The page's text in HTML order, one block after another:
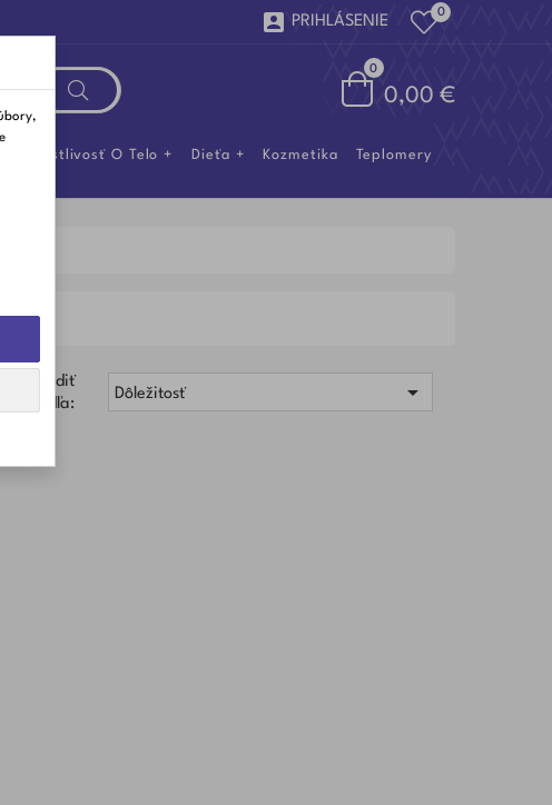
 PRIHLÁSENIE
0
0
0,00 €
Starostlivosť O Telo Dieťa Kozmetika Teplomery
Zoradiť
podľa:
Dôležitosť 